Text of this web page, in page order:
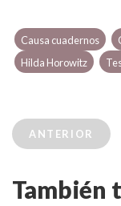
Causa cuadernos
Hilda Horowitz
ANTERIOR
También